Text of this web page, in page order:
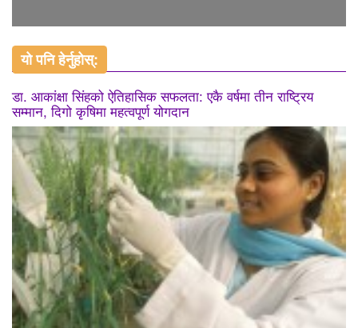
यो पनि हेर्नुहोस्:
डा. आकांक्षा सिंहको ऐतिहासिक सफलता: एकै वर्षमा तीन राष्ट्रिय
सम्मान, दिगो कृषिमा महत्वपूर्ण योगदान